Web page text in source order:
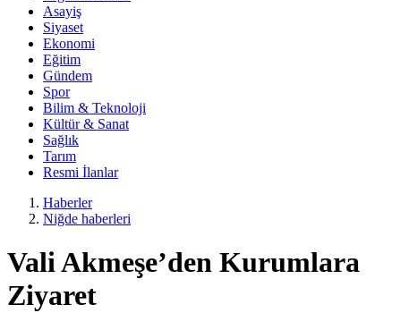
Asayiş
Siyaset
Ekonomi
Eğitim
Gündem
Spor
Bilim & Teknoloji
Kültür & Sanat
Sağlık
Tarım
Resmi İlanlar
Haberler
Niğde haberleri
Vali Akmeşe’den Kurumlara
Ziyaret